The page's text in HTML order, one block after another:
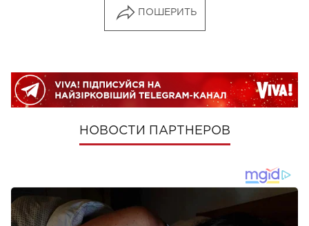
ПОШЕРИТЬ
НОВОСТИ ПАРТНЕРОВ